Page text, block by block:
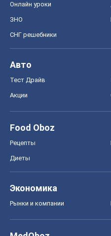
Онлайн уроки
ЗНО
СНГ решебники
Авто
Тест Драйв
Акции
Food Oboz
Рецепты
Диеты
Экономика
Рынки и компании